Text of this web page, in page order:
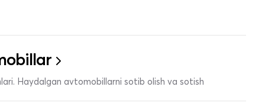
Haydalgan avtomobillarni sotib olish va sotish